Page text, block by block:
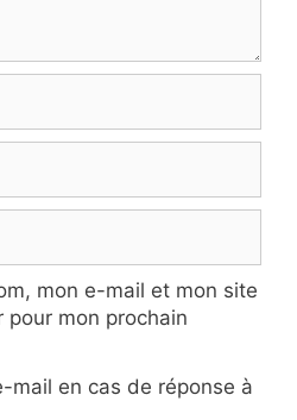
mon e-mail et mon site
pour mon prochain
mail en cas de réponse à